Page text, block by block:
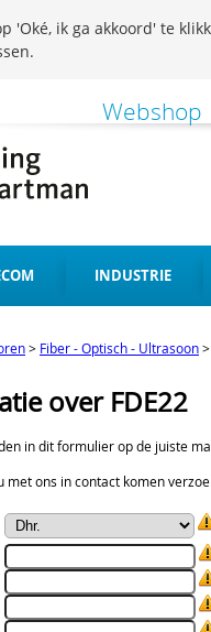
INDUSTRIE
> Fiber - Optisch - Ultrasoon>
over FDE22
in dit formulier op de juiste
met ons in contact komen
'Oké, ik ga akkoord' te